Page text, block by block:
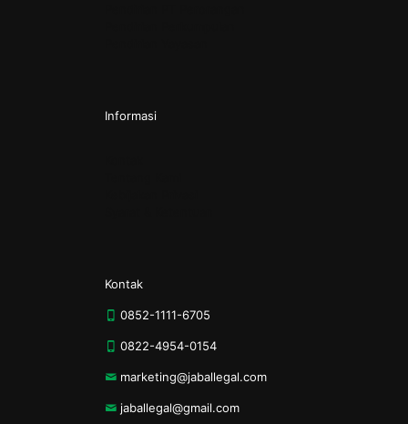
Informasi
Kontak
0852-1111-6705
0822-4954-0154
marketing@jaballegal.com
jaballegal@gmail.com